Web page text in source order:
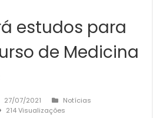
estudos para
de Medicina
27/07/2021
Notícias
214 Visualizações